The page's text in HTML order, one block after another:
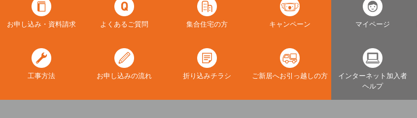
お申し込み・資料請求 よくあるご質問 集合住宅の方 キャンペーン
工事方法 お申し込みの流れ 折り込みチラシ ご新居へお引っ越しの方
マイページ
インターネット加入者
ヘルプ